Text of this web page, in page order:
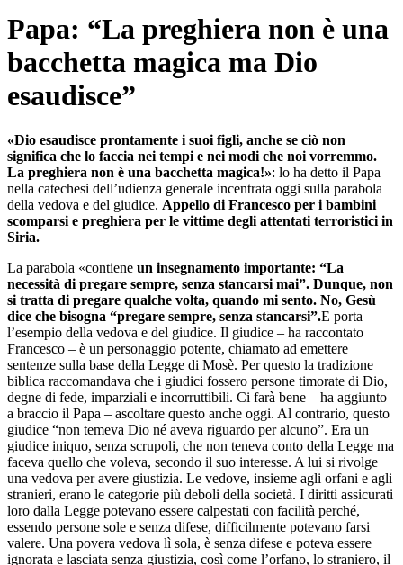
Papa: “La preghiera non è una
bacchetta magica ma Dio
esaudisce”
«Dio esaudisce prontamente i suoi figli, anche se ciò non
significa che lo faccia nei tempi e nei modi che noi vorremmo.
La preghiera non è una bacchetta magica!»: lo ha detto il Papa
nella catechesi dell’udienza generale incentrata oggi sulla parabola
della vedova e del giudice. Appello di Francesco per i bambini
scomparsi e preghiera per le vittime degli attentati terroristici in
Siria.
La parabola «contiene un insegnamento importante: “La
necessità di pregare sempre, senza stancarsi mai”. Dunque, non
si tratta di pregare qualche volta, quando mi sento. No, Gesù
dice che bisogna “pregare sempre, senza stancarsi”.E porta
l’esempio della vedova e del giudice. Il giudice – ha raccontato
Francesco – è un personaggio potente, chiamato ad emettere
sentenze sulla base della Legge di Mosè. Per questo la tradizione
biblica raccomandava che i giudici fossero persone timorate di Dio,
degne di fede, imparziali e incorruttibili. Ci farà bene – ha aggiunto
a braccio il Papa – ascoltare questo anche oggi. Al contrario, questo
giudice “non temeva Dio né aveva riguardo per alcuno”. Era un
giudice iniquo, senza scrupoli, che non teneva conto della Legge ma
faceva quello che voleva, secondo il suo interesse. A lui si rivolge
una vedova per avere giustizia. Le vedove, insieme agli orfani e agli
stranieri, erano le categorie più deboli della società. I diritti assicurati
loro dalla Legge potevano essere calpestati con facilità perché,
essendo persone sole e senza difese, difficilmente potevano farsi
valere. Una povera vedova lì sola, è senza difese e poteva essere
ignorata e lasciata senza giustizia, così come l’orfano, lo straniero, il